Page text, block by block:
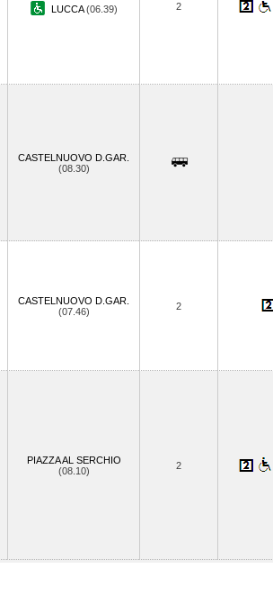
LUCCA(06.39) 2
CASTELNUOVO D.GAR.
(08.30)
CASTELNUOVO D.GAR.
(07.46)
2
PIAZZA AL SERCHIO
(08.10)
2